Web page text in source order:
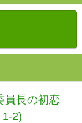
員長の初恋
2)